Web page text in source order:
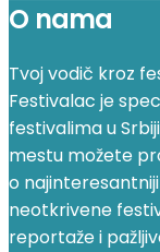
O nama
Tvoj vodič kroz
Festivalac je
festivalima u
mestu možete
o
neotkrivene
reportaže i